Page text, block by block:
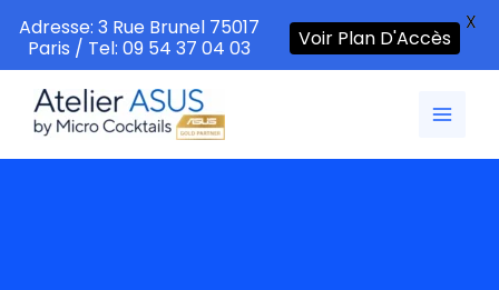
contenu
Adresse: 3 Rue Brunel 75017
Paris / Tel: 09 54 37 04 03
Voir Plan D'Accès
X